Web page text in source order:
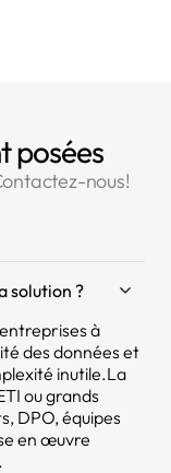
posées
nous!
solution ?
à
des données et
inutile.La
ou grands
DPO, équipes
en œuvre